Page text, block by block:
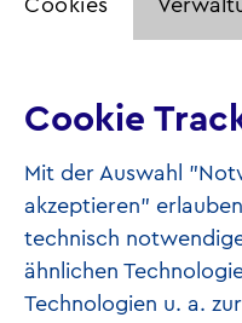
Zielgruppe des
Cookies
Cookie
Mit der Auswahl
akzeptieren"
technisch
ähnlichen
Technologien u. a.